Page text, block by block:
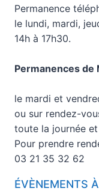
Permanence
le lundi, mardi,
14h à 17h30.
Permanences de
le mardi et
ou sur rendez-
toute la journée
Pour prendre
03 21 35 32 62
ÉVÈNEMENTS